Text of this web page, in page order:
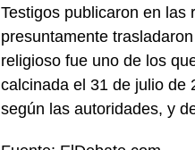
Testigos publicaron en
presuntamente
religioso fue uno de los
calcinada el 31 de julio de
según las autoridades, y